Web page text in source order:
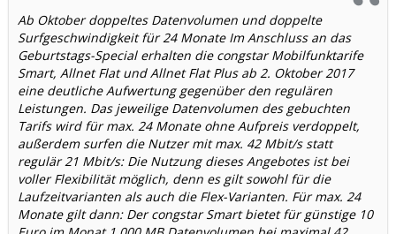
Ab Oktober doppeltes Datenvolumen und doppelte
Surfgeschwindigkeit für 24 Monate Im Anschluss an das
Geburtstags-Special erhalten die congstar Mobilfunktarife
Smart, Allnet Flat und Allnet Flat Plus ab 2. Oktober 2017
eine deutliche Aufwertung gegenüber den regulären
Leistungen. Das jeweilige Datenvolumen des gebuchten
Tarifs wird für max. 24 Monate ohne Aufpreis verdoppelt,
außerdem surfen die Nutzer mit max. 42 Mbit/s statt
regulär 21 Mbit/s: Die Nutzung dieses Angebotes ist bei
voller Flexibilität möglich, denn es gilt sowohl für die
Laufzeitvarianten als auch die Flex-Varianten. Für max. 24
Monate gilt dann: Der congstar Smart bietet für günstige 10